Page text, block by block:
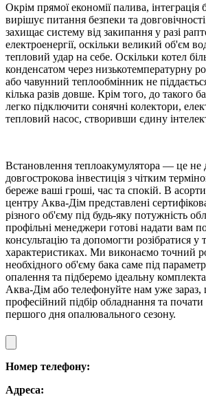
Окрім прямої економії палива, інтеграція
вирішує питання безпеки та
захищає систему від закипання у разі
електроенергії, оскільки великий об'єм
тепловий удар на себе. Оскільки котел
конденсатом через низькотемпературну
або чавунний теплообмінник не
кілька разів довше. Крім того, до такого
легко підключити сонячні колектори,
тепловий насос, створивши єдину
Встановлення теплоакумулятора — це не
довгострокова інвестиція з чітким
береже ваші гроші, час та спокій. В
центру Аква-Дім представлені
різного об'єму під будь-яку потужність
профільні менеджери готові надати вам
консультацію та допомогти розібратися у
характеристиках. Ми виконаємо точний
необхідного об'єму бака саме під
опалення та підберемо ідеальну
Аква-Дім або телефонуйте нам уже
професійний підбір обладнання та
першого дня опалювального сезону.
Номер телефону:
Адреса: